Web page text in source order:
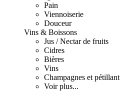
Pain
Viennoiserie
Douceur
Vins & Boissons
Jus / Nectar de fruits
Cidres
Bières
Vins
Champagnes et pétillant
Voir plus...